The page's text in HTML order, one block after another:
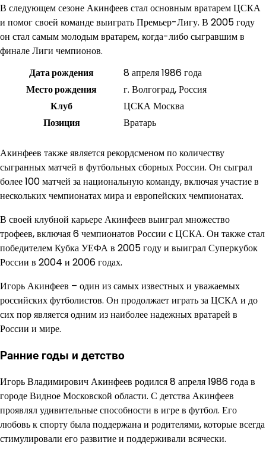
В следующем сезоне Акинфеев стал основным вратарем ЦСКА
и помог своей команде выиграть Премьер-Лигу. В 2005 году
он стал самым молодым вратарем, когда-либо сыгравшим в
финале Лиги чемпионов.
Дата рождения
8 апреля 1986 года
Место рождения
г. Волгоград, Россия
Клуб
ЦСКА Москва
Позиция
Вратарь
Акинфеев также является рекордсменом по количеству
сыгранных матчей в футбольных сборных России. Он сыграл
более 100 матчей за национальную команду, включая участие в
нескольких чемпионатах мира и европейских чемпионатах.
В своей клубной карьере Акинфеев выиграл множество
трофеев, включая 6 чемпионатов России с ЦСКА. Он также стал
победителем Кубка УЕФА в 2005 году и выиграл Суперкубок
России в 2004 и 2006 годах.
Игорь Акинфеев – один из самых известных и уважаемых
российских футболистов. Он продолжает играть за ЦСКА и до
сих пор является одним из наиболее надежных вратарей в
России и мире.
Ранние годы и детство
Игорь Владимирович Акинфеев родился 8 апреля 1986 года в
городе Видное Московской области. С детства Акинфеев
проявлял удивительные способности в игре в футбол. Его
любовь к спорту была поддержана и родителями, которые всегда
стимулировали его развитие и поддерживали всячески.